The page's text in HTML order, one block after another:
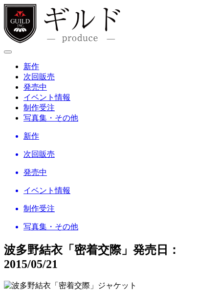
新作
次回販売
発売中
イベント情報
制作受注
写真集・その他
新作
次回販売
発売中
イベント情報
制作受注
写真集・その他
波多野結衣「密着交際」 発売日：
2015/05/21